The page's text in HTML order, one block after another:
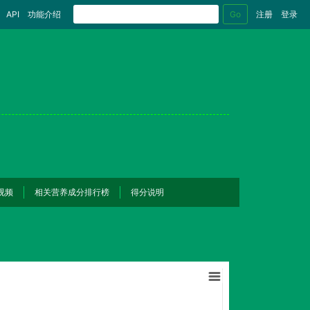
API 功能介绍 Go 注册 登录
频 相关营养成分排行榜 得分说明